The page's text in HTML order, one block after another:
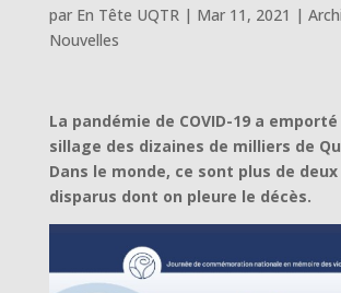
par En Tête UQTR| Mar 11, 2021 |
Nouvelles
La pandémie de COVID-19 a
sillage des dizaines de milliers de
Dans le monde, ce sont plus de
disparus dont on pleure le décès.